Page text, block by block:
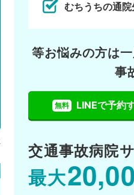
むちうちの通
等お悩みの方は一
事
無料 LINEで予約
交通事故病院
最大